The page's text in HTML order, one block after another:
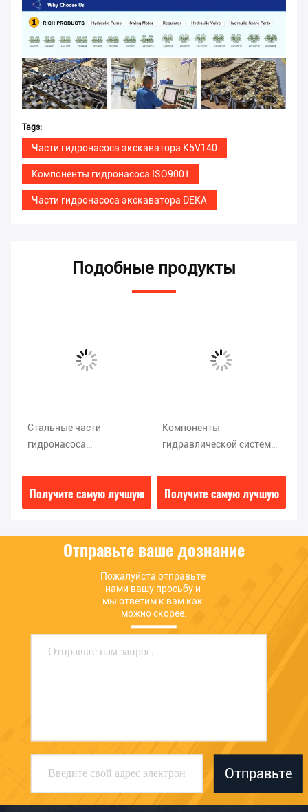
Tags:
Части гидронасоса экскаватора K5V140
Компоненты гидронасоса ISO9001
Части гидронасоса экскаватора DEKA
Подобные продукты
Стальные части
гидронасоса
K3V112 V0111010236
Получите самую лучшую
Компоненты
гидравлической системы
насоса с зубчатой
передачей PC200-
7/HPV95
Получите самую лучшую
Отправьте ваше дознание
Пожалуйста отправьте
нами вашу просьбу и
мы ответим к вам как
можно скорее.
Отправьте